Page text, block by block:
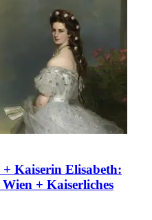
Kaiserin Elisabeth:
+ Kaiserliches